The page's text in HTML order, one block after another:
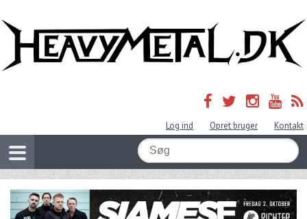
Log ind Opret bruger Kontakt